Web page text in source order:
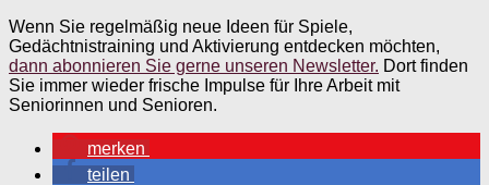
Wenn Sie regelmäßig neue Ideen für Spiele,
Gedächtnistraining und Aktivierung entdecken möchten,
dann abonnieren Sie gerne unseren Newsletter. Dort finden
Sie immer wieder frische Impulse für Ihre Arbeit mit
Seniorinnen und Senioren.
merken
teilen